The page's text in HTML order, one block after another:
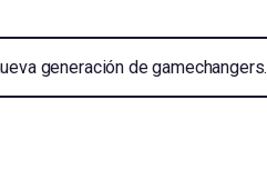
generación de gamechangers.